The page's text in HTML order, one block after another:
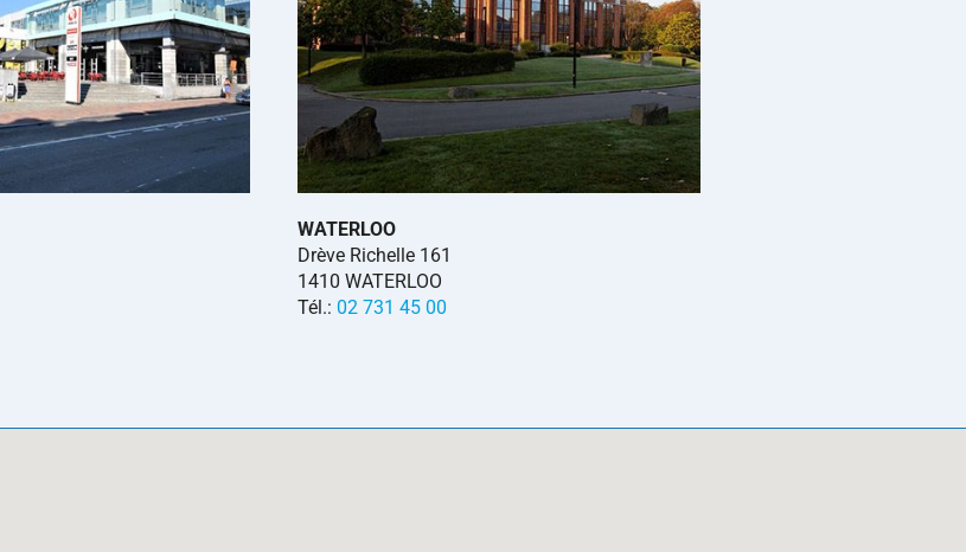
WATERLOO
Drève Richelle 161
1410 WATERLOO
Tél.: 02 731 45 00